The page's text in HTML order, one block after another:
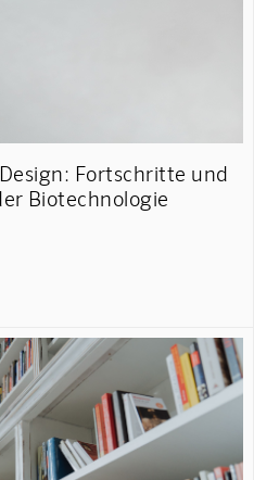
Fortschritte und
Biotechnologie